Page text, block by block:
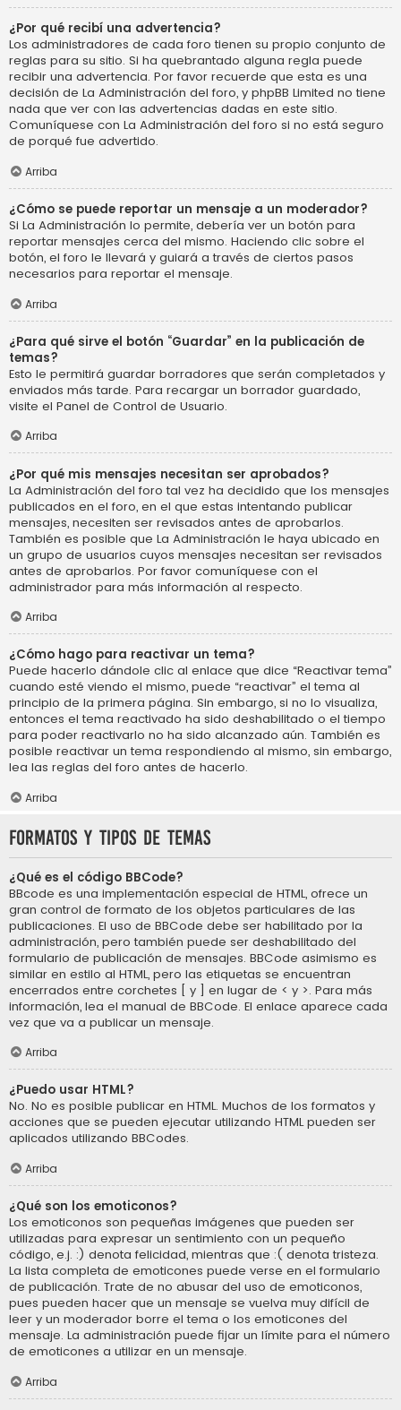
¿Por qué recibí una advertencia?
Los administradores de cada foro tienen su propio conjunto de
reglas para su sitio. Si ha quebrantado alguna regla puede
recibir una advertencia. Por favor recuerde que esta es una
decisión de La Administración del foro, y phpBB Limited no tiene
nada que ver con las advertencias dadas en este sitio.
Comuníquese con La Administración del foro si no está seguro
de porqué fue advertido.
Arriba
¿Cómo se puede reportar un mensaje a un moderador?
Si La Administración lo permite, debería ver un botón para
reportar mensajes cerca del mismo. Haciendo clic sobre el
botón, el foro le llevará y guiará a través de ciertos pasos
necesarios para reportar el mensaje.
Arriba
¿Para qué sirve el botón “Guardar” en la publicación de
temas?
Esto le permitirá guardar borradores que serán completados y
enviados más tarde. Para recargar un borrador guardado,
visite el Panel de Control de Usuario.
Arriba
¿Por qué mis mensajes necesitan ser aprobados?
La Administración del foro tal vez ha decidido que los mensajes
publicados en el foro, en el que estas intentando publicar
mensajes, necesiten ser revisados antes de aprobarlos.
También es posible que La Administración le haya ubicado en
un grupo de usuarios cuyos mensajes necesitan ser revisados
antes de aprobarlos. Por favor comuníquese con el
administrador para más información al respecto.
Arriba
¿Cómo hago para reactivar un tema?
Puede hacerlo dándole clic al enlace que dice “Reactivar tema”
cuando esté viendo el mismo, puede “reactivar” el tema al
principio de la primera página. Sin embargo, si no lo visualiza,
entonces el tema reactivado ha sido deshabilitado o el tiempo
para poder reactivarlo no ha sido alcanzado aún. También es
posible reactivar un tema respondiendo al mismo, sin embargo,
lea las reglas del foro antes de hacerlo.
Arriba
Formatos y tipos de temas
¿Qué es el código BBCode?
BBcode es una implementación especial de HTML, ofrece un
gran control de formato de los objetos particulares de las
publicaciones. El uso de BBCode debe ser habilitado por la
administración, pero también puede ser deshabilitado del
formulario de publicación de mensajes. BBCode asimismo es
similar en estilo al HTML, pero las etiquetas se encuentran
encerrados entre corchetes [ y ] en lugar de < y >. Para más
información, lea el manual de BBCode. El enlace aparece cada
vez que va a publicar un mensaje.
Arriba
¿Puedo usar HTML?
No. No es posible publicar en HTML. Muchos de los formatos y
acciones que se pueden ejecutar utilizando HTML pueden ser
aplicados utilizando BBCodes.
Arriba
¿Qué son los emoticonos?
Los emoticonos son pequeñas imágenes que pueden ser
utilizadas para expresar un sentimiento con un pequeño
código, e.j. :) denota felicidad, mientras que :( denota tristeza.
La lista completa de emoticones puede verse en el formulario
de publicación. Trate de no abusar del uso de emoticonos,
pues pueden hacer que un mensaje se vuelva muy difícil de
leer y un moderador borre el tema o los emoticones del
mensaje. La administración puede fijar un límite para el número
de emoticones a utilizar en un mensaje.
Arriba